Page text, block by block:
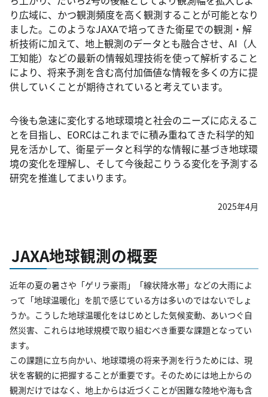
り広域に、かつ観測頻度を高く観測することが可能となり
ました。このようなJAXAで培ってきた衛星での観測・解
析技術に加えて、地上観測のデータとも融合させ、AI（人
工知能）などの最新の情報処理技術を使って解析すること
により、将来予測を含む高付加価値な情報を多くの方に提
供していくことが期待されていると考えています。
今後も急速に変化する地球環境と社会のニーズに応えるこ
とを目指し、EORCはこれまでに積み重ねてきた科学的知
見を活かして、衛星データと科学的な情報に基づき地球環
境の変化を理解し、そして今後起こりうる変化を予測する
研究を推進してまいります。
2025年4月
JAXA地球観測の概要
近年の夏の暑さや「ゲリラ豪雨」「線状降水帯」などの大雨によ
って「地球温暖化」を肌で感じている方は多いのではないでしょ
うか。こうした地球温暖化をはじめとした気候変動、あいつぐ自
然災害、これらは地球規模で取り組むべき重要な課題となってい
ます。
この課題に立ち向かい、地球環境の将来予測を行うためには、現
状を客観的に把握することが重要です。そのためには地上からの
観測だけではなく、地上からは近づくことが困難な陸地や海も含